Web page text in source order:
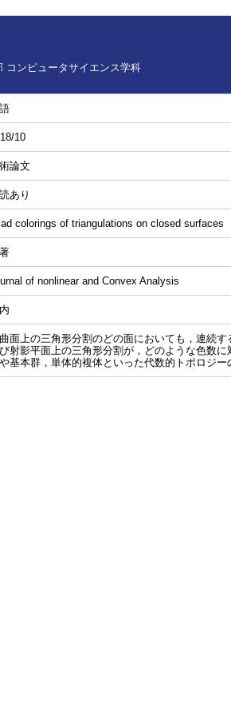
コンピュータサイエンス学科
10
論文
あり
colorings of triangulations on closed surfaces
of nonlinear and Convex Analysis
面上の三角形分割のどの面においても，連続
射影平面上の三角形分割が，どのような色数
基本群，単体的複体といった代数的トポロジー